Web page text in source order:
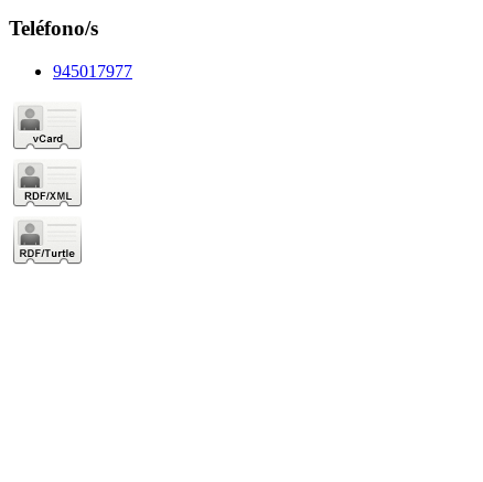
Teléfono/s
945017977